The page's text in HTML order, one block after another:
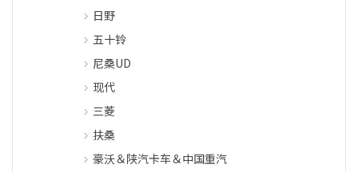
日野
五十铃
尼桑UD
现代
三菱
扶桑
豪沃＆陕汽卡车＆中国重汽